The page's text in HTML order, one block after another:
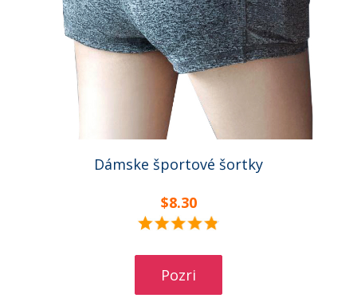
Dámske športové šortky
$8.30
Pozri